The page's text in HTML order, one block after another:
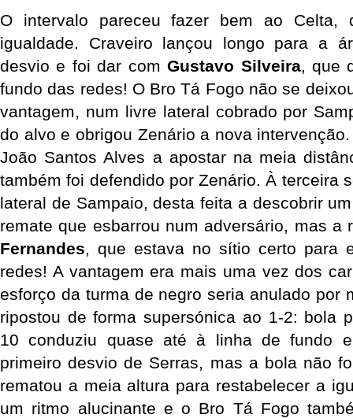
O intervalo pareceu fazer bem ao Celta,
igualdade. Craveiro lançou longo para a
desvio e foi dar comGustavo Silveira, que
fundo das redes! O Bro Tá Fogo não se
vantagem, num livre lateral cobrado por
do alvo e obrigou Zenário a nova
João Santos Alves a apostar na meia
também foi defendido por Zenário. À terceira
lateral de Sampaio, desta feita a descobrir
remate que esbarrou num adversário, mas a
Fernandes, que estava no sítio certo para
redes! A vantagem era mais uma vez dos
esforço da turma de negro seria anulado por
ripostou de forma supersónica ao 1-2: bola
10 conduziu quase até à linha de fundo
primeiro desvio de Serras, mas a bola não
rematou a meia altura para restabelecer a
um ritmo alucinante e o Bro Tá Fogo